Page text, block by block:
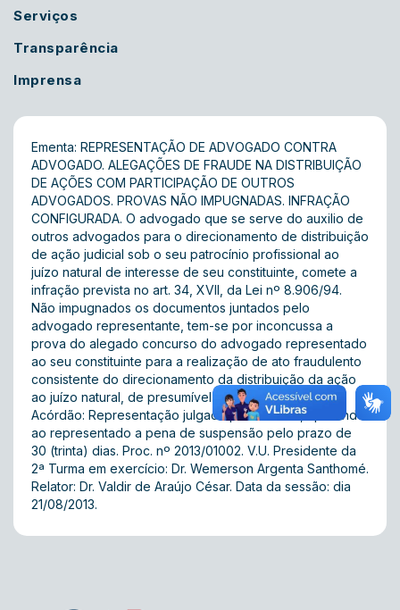
Serviços
Transparência
Imprensa
Ementa: REPRESENTAÇÃO DE ADVOGADO CONTRA
ADVOGADO. ALEGAÇÕES DE FRAUDE NA DISTRIBUIÇÃO
DE AÇÕES COM PARTICIPAÇÃO DE OUTROS
ADVOGADOS. PROVAS NÃO IMPUGNADAS. INFRAÇÃO
CONFIGURADA. O advogado que se serve do auxilio de
outros advogados para o direcionamento de distribuição
de ação judicial sob o seu patrocínio profissional ao
juízo natural de interesse de seu constituinte, comete a
infração prevista no art. 34, XVII, da Lei nº 8.906/94.
Não impugnados os documentos juntados pelo
advogado representante, tem-se por inconcussa a
prova do alegado concurso do advogado representado
ao seu constituinte para a realização de ato fraudulento
consistente do direcionamento da distribuição da ação
ao juízo natural, de presumível interesse da parte.
Acórdão: Representação julgada procedente, aplicando
ao representado a pena de suspensão pelo prazo de
30 (trinta) dias. Proc. nº 2013/01002. V.U. Presidente da
2ª Turma em exercício: Dr. Wemerson Argenta Santhomé.
Relator: Dr. Valdir de Araújo César. Data da sessão: dia
21/08/2013.